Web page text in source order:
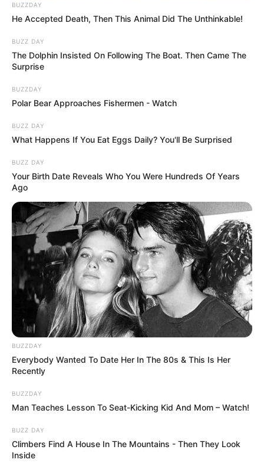
BUZZDAY
He Accepted Death, Then This Animal Did The Unthinkable!
BUZZ DAY
The Dolphin Insisted On Following The Boat. Then Came The
Surprise
BUZZDAY
Polar Bear Approaches Fishermen - Watch
BUZZ DAY
What Happens If You Eat Eggs Daily? You'll Be Surprised
BUZZ DAY
Your Birth Date Reveals Who You Were Hundreds Of Years
Ago
BUZZDAY
Everybody Wanted To Date Her In The 80s & This Is Her
Recently
BUZZDAY
Man Teaches Lesson To Seat-Kicking Kid And Mom – Watch!
BUZZ DAY
Climbers Find A House In The Mountains - Then They Look
Inside